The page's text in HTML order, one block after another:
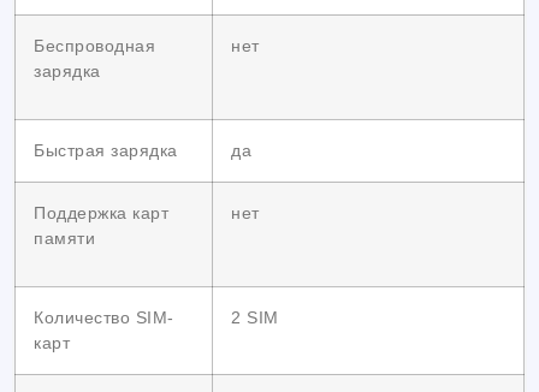
Беспроводная
зарядка
нет
Быстрая зарядка да
Поддержка карт
памяти
нет
Количество SIM-
карт
2 SIM